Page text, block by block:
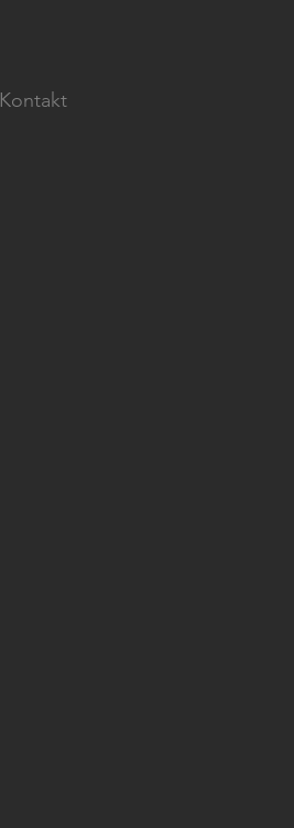
Kontakt